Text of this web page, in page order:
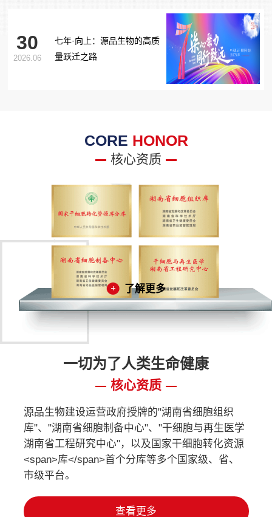
30
2026.06
七年·向上：源品生物的高质
量跃迁之路
CORE HONOR
核心资质
了解更多
一切为了人类生命健康
核心资质
源品生物建设运营政府授牌的"湖南省细胞组织
库"、"湖南省细胞制备中心"、"干细胞与再生医学
湖南省工程研究中心"，以及国家干细胞转化资源
<span>库</span>首个分库等多个国家级、省、
市级平台。
查看更多